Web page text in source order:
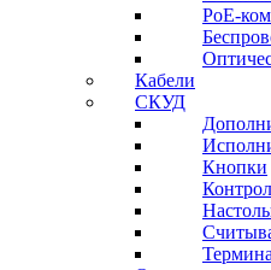
PoE-
Кабели
СКУД
Кнопки